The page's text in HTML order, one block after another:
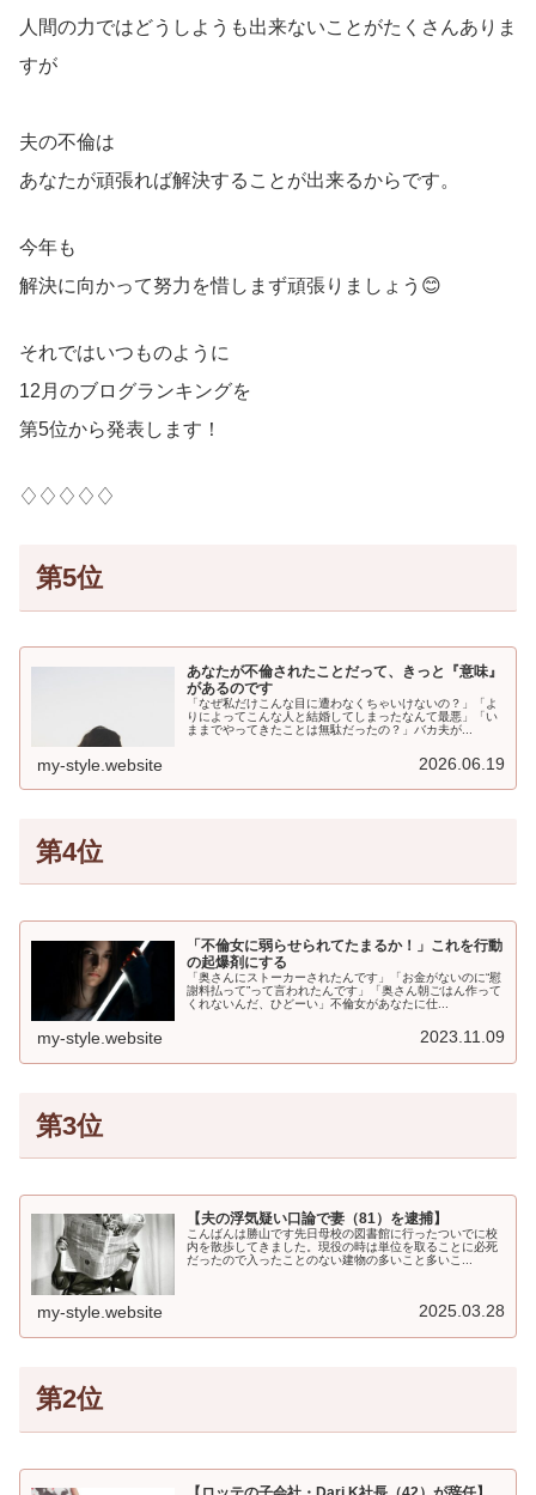
人間の力ではどうしようも出来ないことがたくさんありま
すが
夫の不倫は
あなたが頑張れば解決することが出来るからです。
今年も
解決に向かって努力を惜しまず頑張りましょう😊
それではいつものように
12月のブログランキングを
第5位から発表します！
♢♢♢♢♢
第5位
あなたが不倫されたことだって、きっと『意味』
があるのです
「なぜ私だけこんな目に遭わなくちゃいけないの？」「よ
りによってこんな人と結婚してしまったなんて最悪」「い
ままでやってきたことは無駄だったの？」バカ夫が...
my-style.website 2026.06.19
第4位
「不倫女に弱らせられてたまるか！」これを行動
の起爆剤にする
「奥さんにストーカーされたんです」「お金がないのに“慰
謝料払って”って言われたんです」「奥さん朝ごはん作って
くれないんだ、ひどーい」不倫女があなたに仕...
my-style.website 2023.11.09
第3位
【夫の浮気疑い口論で妻（81）を逮捕】
こんばんは勝山です先日母校の図書館に行ったついでに校
内を散歩してきました。現役の時は単位を取ることに必死
だったので入ったことのない建物の多いこと多いこ...
my-style.website 2025.03.28
第2位